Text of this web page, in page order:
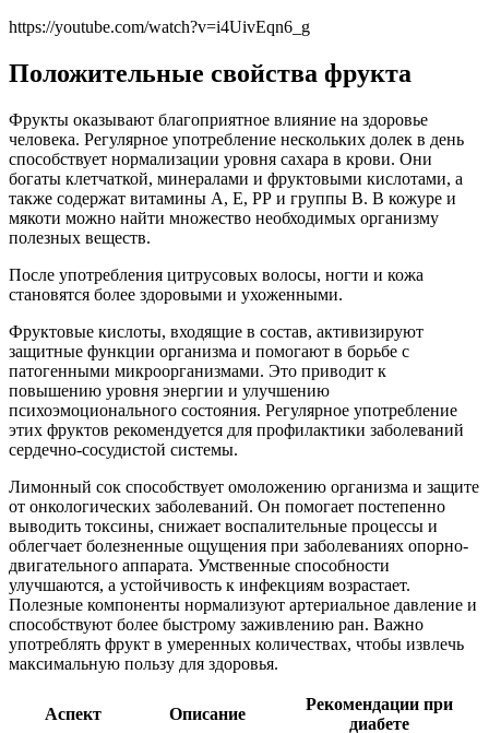
https://youtube.com/watch?v=i4UivEqn6_g
Положительные свойства фрукта
Фрукты оказывают благоприятное влияние на здоровье
человека. Регулярное употребление нескольких долек в день
способствует нормализации уровня сахара в крови. Они
богаты клетчаткой, минералами и фруктовыми кислотами, а
также содержат витамины А, Е, РР и группы B. В кожуре и
мякоти можно найти множество необходимых организму
полезных веществ.
После употребления цитрусовых волосы, ногти и кожа
становятся более здоровыми и ухоженными.
Фруктовые кислоты, входящие в состав, активизируют
защитные функции организма и помогают в борьбе с
патогенными микроорганизмами. Это приводит к
повышению уровня энергии и улучшению
психоэмоционального состояния. Регулярное употребление
этих фруктов рекомендуется для профилактики заболеваний
сердечно-сосудистой системы.
Лимонный сок способствует омоложению организма и защите
от онкологических заболеваний. Он помогает постепенно
выводить токсины, снижает воспалительные процессы и
облегчает болезненные ощущения при заболеваниях опорно-
двигательного аппарата. Умственные способности
улучшаются, а устойчивость к инфекциям возрастает.
Полезные компоненты нормализуют артериальное давление и
способствуют более быстрому заживлению ран. Важно
употреблять фрукт в умеренных количествах, чтобы извлечь
максимальную пользу для здоровья.
Аспект Описание
Рекомендации при
диабете